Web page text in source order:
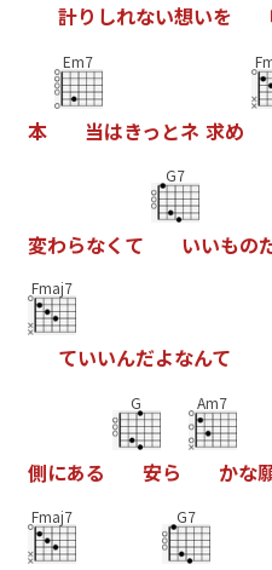
計り しれない想いを
本
Em7
当はきっ とネ 求め
変わらなく て
G7
いいもの
Fmaj7
ていいんだよなんて
側にある
G
安ら
Am7
かな
Fmaj7 G7